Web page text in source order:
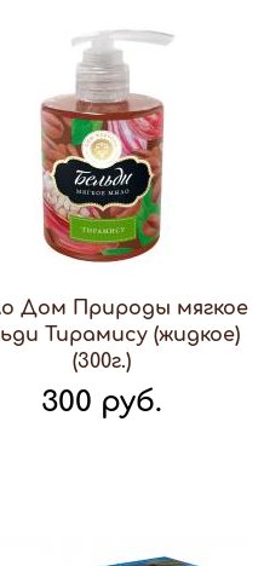
Дом Природы мягкое
Тирамису (жидкое)
(300г.)
300 руб.